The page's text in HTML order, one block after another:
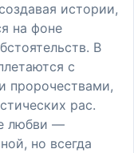
истории,
на фоне
В
с
пророчествами,
рас.
любви —
но всегда